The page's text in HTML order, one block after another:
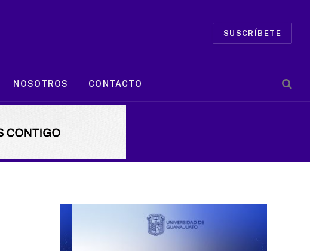
SUSCRÍBETE
NOSOTROS CONTACTO